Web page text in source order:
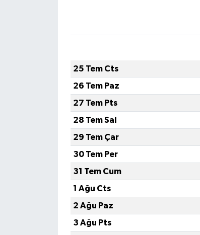
25 Tem Cts
26 Tem Paz
27 Tem Pts
28 Tem Sal
29 Tem Çar
30 Tem Per
31 Tem Cum
1 Ağu Cts
2 Ağu Paz
3 Ağu Pts